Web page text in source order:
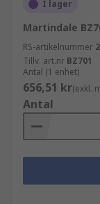
I lager
Martindale
RS-artikelnummer
Tillv. art.nr BZ701
Antal (1 enhet)
656,51 kr(exkl.
Antal